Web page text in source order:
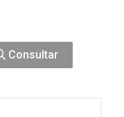
Consultar